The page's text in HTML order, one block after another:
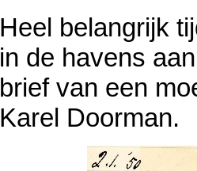
Heel belangrijk
in de havens
brief van een
Karel Doorman.